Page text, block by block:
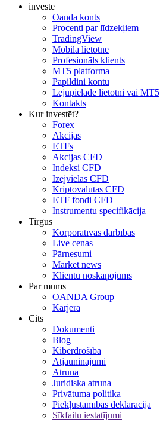
investē
Oanda konts
Procenti par līdzekļiem
TradingView
Mobilā lietotne
Profesionāls klients
MT5 platforma
Papildini kontu
Lejupielādē lietotni vai MT5
Kontakts
Kur investēt?
Forex
Akcijas
ETFs
Akcijas CFD
Indeksi CFD
Izejvielas CFD
Kriptovalūtas CFD
ETF fondi CFD
Instrumentu specifikācija
Tirgus
Korporatīvās darbības
Live cenas
Pārnesumi
Market news
Klientu noskaņojums
Par mums
OANDA Group
Karjera
Cits
Dokumenti
Blog
Kiberdrošība
Atjauninājumi
Atruna
Juridiska atruna
Privātuma politika
Piekļūstamības deklarācija
Sīkfailu iestatījumi